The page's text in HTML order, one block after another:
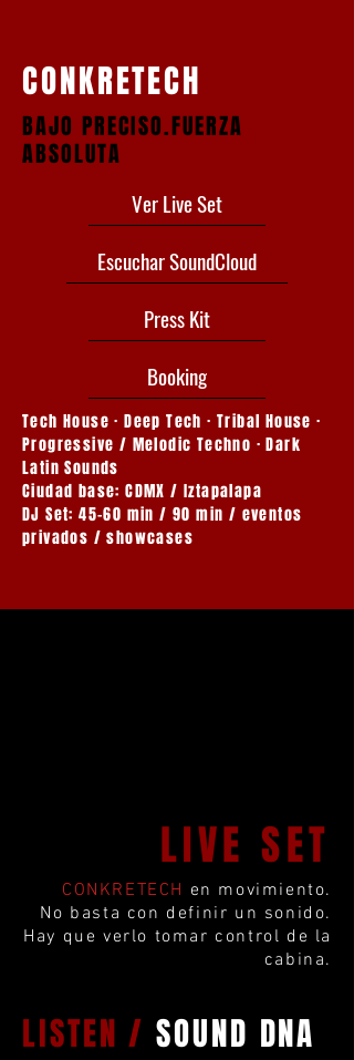
CONKRETECH
BAJO PRECISO.FUERZA
ABSOLUTA
Ver Live Set
Escuchar SoundCloud
Press Kit
Booking
Tech House · Deep Tech · Tribal House ·
Progressive / Melodic Techno · Dark
Latin Sounds
Ciudad base: CDMX / Iztapalapa
DJ Set: 45–60 min / 90 min / eventos
privados / showcases
LIVE SET
CONKRETECH en movimiento.
No basta con definir un sonido.
Hay que verlo tomar control de la
cabina.
LISTEN /SOUND DNA